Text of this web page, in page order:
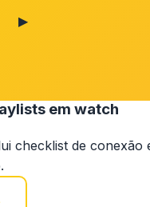
▶
em watch
checklist de conexão